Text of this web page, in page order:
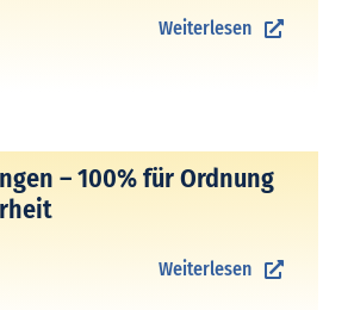
Weiterlesen
– 100% für Ordnung
Weiterlesen